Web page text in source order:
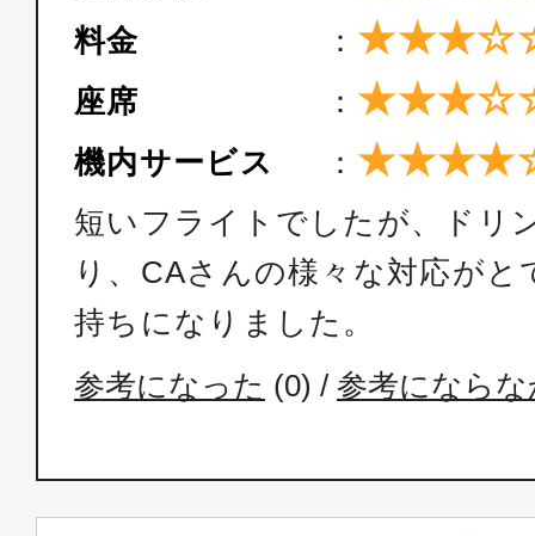
料金 ：
座席 ：
機内サービス ：
短いフライトでしたが、ドリ
り、CAさんの様々な対応が
持ちになりました。
参考になった (0) / 参考になら